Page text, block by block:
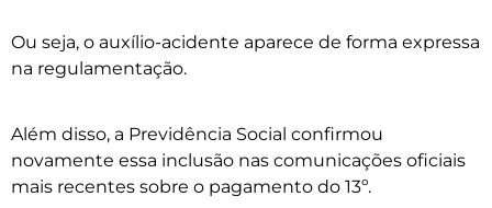
Ou seja, o auxílio-acidente aparece de forma expressa
na regulamentação.
Além disso, a Previdência Social confirmou
novamente essa inclusão nas comunicações oficiais
mais recentes sobre o pagamento do 13º.